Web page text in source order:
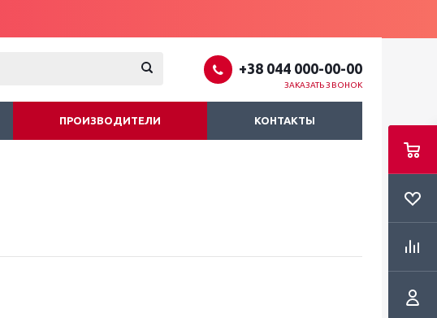
+38 044 000-00-00
ЗАКАЗАТЬ ЗВОНОК
ПРОИЗВОДИТЕЛИ КОНТАКТЫ